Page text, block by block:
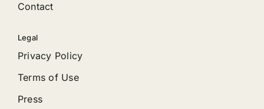
Contact
Legal
Privacy Policy
Terms of Use
Press